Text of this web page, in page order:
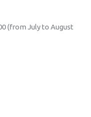
(from July to August